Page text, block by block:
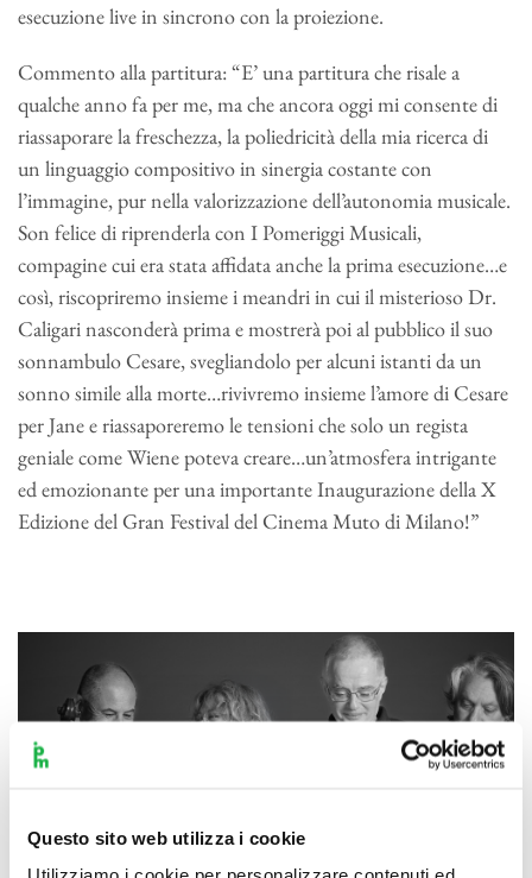
Questo sito web utilizza i cookie
esecuzione live in sincrono con la proiezione.
Commento alla partitura: “E’ una partitura che risale a
qualche anno fa per me, ma che ancora oggi mi consente di
riassaporare la freschezza, la poliedricità della mia ricerca di
un linguaggio compositivo in sinergia costante con
l’immagine, pur nella valorizzazione dell’autonomia musicale.
Son felice di riprenderla con I Pomeriggi Musicali,
compagine cui era stata affidata anche la prima esecuzione…e
così, riscopriremo insieme i meandri in cui il misterioso Dr.
Caligari nasconderà prima e mostrerà poi al pubblico il suo
sonnambulo Cesare, svegliandolo per alcuni istanti da un
sonno simile alla morte…rivivremo insieme l’amore di Cesare
per Jane e riassaporeremo le tensioni che solo un regista
geniale come Wiene poteva creare…un’atmosfera intrigante
ed emozionante per una importante Inaugurazione della X
Edizione del Gran Festival del Cinema Muto di Milano!”